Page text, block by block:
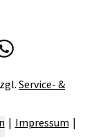
Service- &
Impressum